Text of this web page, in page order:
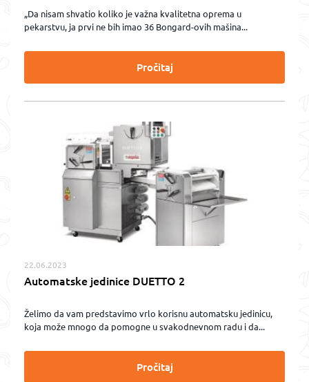
„Da nisam shvatio koliko je važna kvalitetna oprema u
pekarstvu, ja prvi ne bih imao 36 Bongard-ovih mašina...
Pročitaj
22.06.2023
Automatske jedinice DUETTO 2
Želimo da vam predstavimo vrlo korisnu automatsku jedinicu,
koja može mnogo da pomogne u svakodnevnom radu i da...
Pročitaj